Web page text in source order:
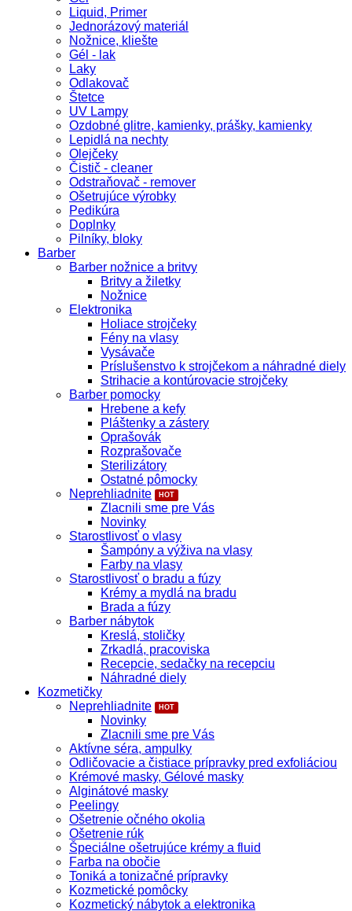
Liquid, Primer
Jednorázový materiál
Nožnice, kliešte
Gél - lak
Laky
Odlakovač
Štetce
UV Lampy
Ozdobné glitre, kamienky, prášky, kamienky
Lepidlá na nechty
Olejčeky
Čistič - cleaner
Odstraňovač - remover
Ošetrujúce výrobky
Pedikúra
Doplnky
Pilníky, bloky
Barber
Barber nožnice a britvy
Britvy a žiletky
Nožnice
Elektronika
Holiace strojčeky
Fény na vlasy
Vysávače
Príslušenstvo k strojčekom a náhradné diely
Strihacie a kontúrovacie strojčeky
Barber pomocky
Hrebene a kefy
Pláštenky a zástery
Oprašovák
Rozprašovače
Sterilizátory
Ostatné pômocky
Neprehliadnite
Zlacnili sme pre Vás
Novinky
Starostlivosť o vlasy
Šampóny a výživa na vlasy
Farby na vlasy
Starostlivosť o bradu a fúzy
Krémy a mydlá na bradu
Brada a fúzy
Barber nábytok
Kreslá, stoličky
Zrkadlá, pracoviska
Recepcie, sedačky na recepciu
Náhradné diely
Kozmetičky
Neprehliadnite
Novinky
Zlacnili sme pre Vás
Aktívne séra, ampulky
Odličovacie a čistiace prípravky pred exfoliáciou
Krémové masky, Gélové masky
Alginátové masky
Peelingy
Ošetrenie očného okolia
Ošetrenie rúk
Špeciálne ošetrujúce krémy a fluid
Farba na obočie
Toniká a tonizačné prípravky
Kozmetické pomôcky
Kozmetický nábytok a elektronika